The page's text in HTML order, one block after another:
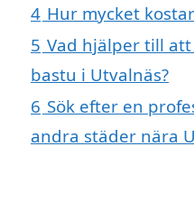
4 Hur mycket
5 Vad hjälper till
bastu i Utvalnäs?
6 Sök efter en
andra städer nära